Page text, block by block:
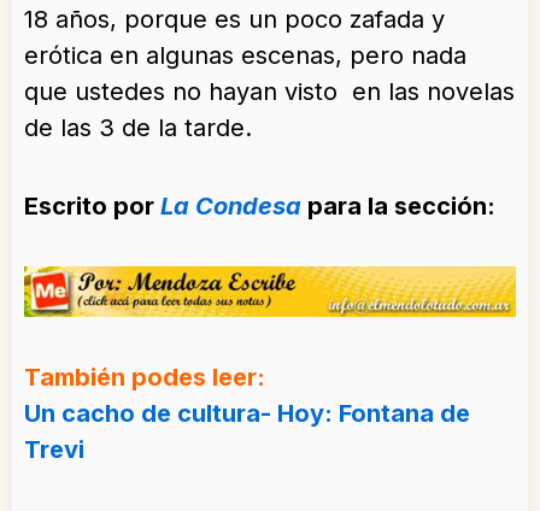
18 años, porque es un poco zafada y
erótica en algunas escenas, pero nada
que ustedes no hayan visto en las novelas
de las 3 de la tarde.
Escrito por La Condesa para la sección:
También podes leer:
Un cacho de cultura- Hoy: Fontana de
Trevi